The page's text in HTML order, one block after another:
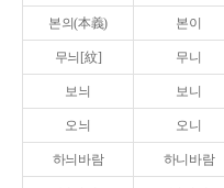
본의(本義) 본이
무늬[紋] 무니
보늬 보니
오늬 오니
하늬바람 하니바람